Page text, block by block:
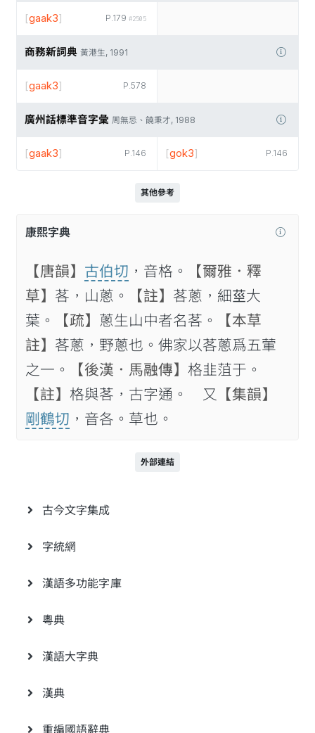
P.179 #2505
[gaak3]
商務新詞典 黃港生, 1991
P.578
[gaak3]
廣州話標準音字彙 周無忌、饒秉才, 1988
P.146
[gaak3] P.146
[gok3]
其他參考
康熙字典
【唐韻】 古伯切 ，音格。
【爾雅．釋
草】 茖，山蔥。 【註】 茖蔥，細𦮨大
葉。
【疏】 蔥生山中者名茖。
【本草
註】 茖蔥，野蔥也。佛家以茖蔥爲五葷
之一。
【後漢．馬融傳】 格韭菹于。
【註】 格與茖，古字通。 又
【集韻】
剛鶴切 ，音各。草也。
外部連結
古今文字集成
字統網
漢語多功能字庫
粵典
漢語大字典
漢典
重編國語辭典